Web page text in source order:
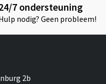
7 ondersteuning
nodig? Geen probleem!
2b